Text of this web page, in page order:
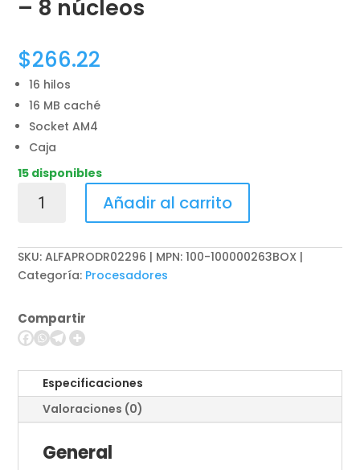
– 8 núcleos
$266.22
16 hilos
16 MB caché
Socket AM4
Caja
15 disponibles
Ryzen
5700G
-
3.8
-
8
cantidad
Añadir al carrito
SKU:ALFAPRODR02296 | MPN: 100-100000263BOX
Categoría: Procesadores
Compartir
Especificaciones
Valoraciones (0)
General